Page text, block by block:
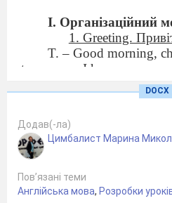
І. Організаційний
1. Greeting.
T. – Good morning,
to see you. I hope you are
Good morning to each
Ch.- Good morning,
Good morning,
We are glad to
Ch.1-Ch.6 – I am …
T. – All children are in
DOCX
Додав(-ла)
Цимбалист Марина
Пов’язані теми
Англійська мова, Розробки